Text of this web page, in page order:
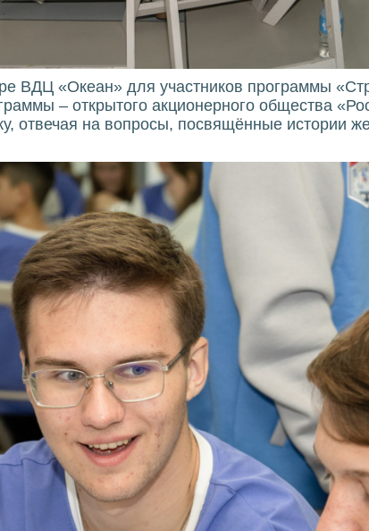
ВДЦ «Океан» для участников программы
– открытого акционерного общества
отвечая на вопросы, посвящённые истории